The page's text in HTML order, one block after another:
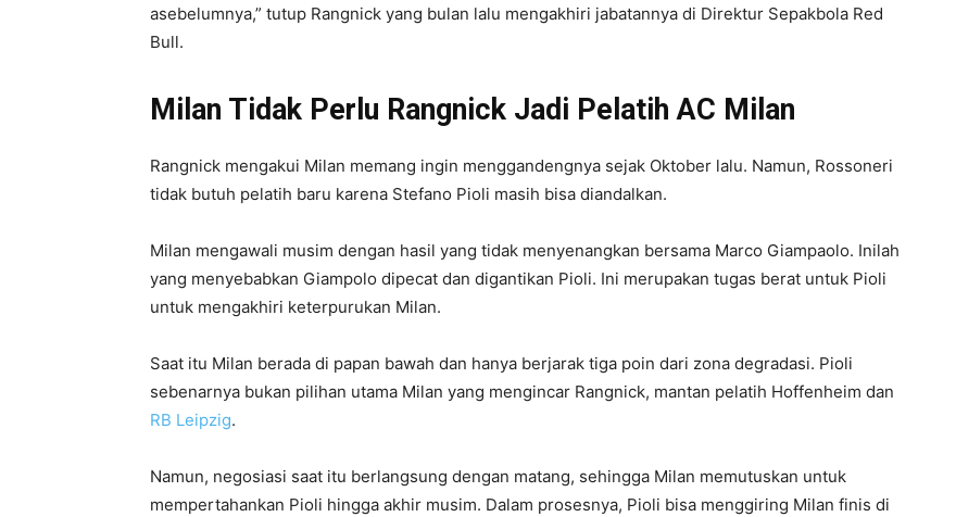
asebelumnya,” tutup Rangnick yang bulan lalu mengakhiri jabatannya di Direktur Sepakbola Red
Bull.
Milan Tidak Perlu Rangnick Jadi Pelatih AC Milan
Rangnick mengakui Milan memang ingin menggandengnya sejak Oktober lalu. Namun, Rossoneri
tidak butuh pelatih baru karena Stefano Pioli masih bisa diandalkan.
Milan mengawali musim dengan hasil yang tidak menyenangkan bersama Marco Giampaolo. Inilah
yang menyebabkan Giampolo dipecat dan digantikan Pioli. Ini merupakan tugas berat untuk Pioli
untuk mengakhiri keterpurukan Milan.
Saat itu Milan berada di papan bawah dan hanya berjarak tiga poin dari zona degradasi. Pioli
sebenarnya bukan pilihan utama Milan yang mengincar Rangnick, mantan pelatih Hoffenheim dan
RB Leipzig.
Namun, negosiasi saat itu berlangsung dengan matang, sehingga Milan memutuskan untuk
mempertahankan Pioli hingga akhir musim. Dalam prosesnya, Pioli bisa menggiring Milan finis di